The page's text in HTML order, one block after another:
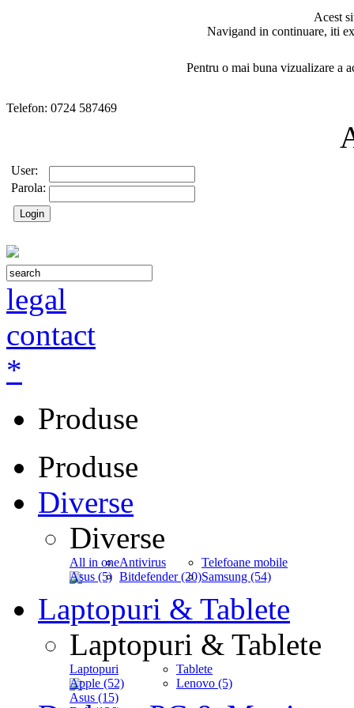
Acest
Navigand in continuare, iti
Pentru o mai buna vizualizare a
Telefon: 0724 587469
User:
Parola:
legal
contact
*
Produse
Produse
Diverse
Diverse
All in one
Asus (5)
Antivirus
Bitdefender (20)
Telefoane mobile
Samsung (54)
Laptopuri & Tablete
Laptopuri & Tablete
Laptopuri
Apple (52)
Asus (15)
Tablete
Lenovo (5)